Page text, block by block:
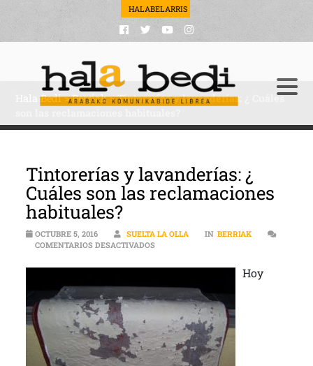
HALABELARRIS
Hala Bedi>Berriak>Tintorerías y lavanderías: ¿ Cuáles
Tintorerías y lavanderías: ¿
Cuáles son las reclamaciones
habituales?
OCTUBRE 5, 2016 SUELTA LA OLLA IN BERRIAK
COMENTARIOS DESACTIVADOSEN TINTORERÍAS Y LAVANDERÍAS: ¿
Hoy